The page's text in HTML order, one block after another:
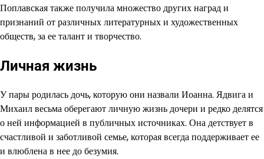
Поплавская также получила множество других наград и
признаний от различных литературных и художественных
обществ, за ее талант и творчество.
Личная жизнь
У пары родилась дочь, которую они назвали Иоанна. Ядвига и
Михаил весьма оберегают личную жизнь дочери и редко делятся
о ней информацией в публичных источниках. Она детствует в
счастливой и заботливой семье, которая всегда поддерживает ее
и влюблена в нее до безумия.